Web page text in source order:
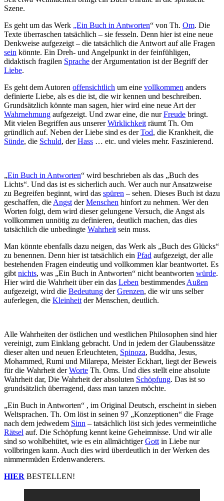
Szene.
Es geht um das Werk „Ein Buch in Antworten“ von Th. Om. Die
Texte überraschen tatsächlich – sie fesseln. Denn hier ist eine neue
Denkweise aufgezeigt – die tatsächlich die Antwort auf alle Fragen
sein könnte. Ein Dreh- und Angelpunkt in der feinfühligen,
didaktisch fragilen Sprache der Argumentation ist der Begriff der
Liebe.
Es geht dem Autoren offensichtlich um eine vollkommen anders
definierte Liebe, als es die ist, die wir kennen und beschreiben.
Grundsätzlich könnte man sagen, hier wird eine neue Art der
Wahrnehmung aufgezeigt. Und zwar eine, die nurFreude bringt.
Mit vielen Begriffen aus unsererWirklichkeit räumt Th. Om
gründlich auf. Neben der Liebe sind es derTod, die Krankheit, die
Sünde, die Schuld, derHass … etc. und vieles mehr. Faszinierend.
„Ein Buch in Antworten“ wird beschrieben als das „Buch des
Lichts“. Und das ist es sicherlich auch. Wer auch nur Ansatzweise
zu Begreifen beginnt, wird das spüren – sehen. Dieses Buch ist dazu
geschaffen, die Angst derMenschen hinfort zu nehmen. Wer den
Worten folgt, dem wird dieser gelungene Versuch, die Angst als
vollkommen unnötig zu definieren, deutlich machen, das dies
tatsächlich die unbedingte Wahrheit sein muss.
Man könnte ebenfalls dazu neigen, das Werk als „Buch des Glücks“
zu benennen. Denn hier ist tatsächlich ein Pfad aufgezeigt, der alle
bestehenden Fragen eindeutig und vollkommen klar beantwortet. Es
gibt nichts, was „Ein Buch in Antworten“ nicht beantworten würde.
Hier wird die Wahrheit über ein das Leben bestimmendes Außen
aufgezeigt, wird die Bedeutung derGrenzen, die wir uns selber
auferlegen, die Kleinheit der Menschen, deutlich.
Alle Wahrheiten der östlichen und westlichen Philosophen sind hier
vereinigt, zum Einklang gebracht. Und in jedem der Glaubenssätze
dieser alten und neuen Erleuchteten, Spinoza, Buddha, Jesus,
Mohammed, Rumi und Milarepa, Meister Eckhart, liegt der Beweis
für die Wahrheit derWorte Th. Oms. Und dies stellt eine absolute
Wahrheit dar, Die Wahrheit der absoluten Schöpfung. Das ist so
grundsätzlich überragend, dass man tanzen möchte.
„Ein Buch in Antworten“ , im Original Deutsch, erscheint in sieben
Weltsprachen. Th. Om löst in seinen 97 „Konzeptionen“ die Frage
nach dem jedwedem Sinn – tatsächlich löst sich jedes vermeintliche
Rätsel auf. Die Schöpfung kennt keine Geheimnisse. Und wir alle
sind so wohlbehütet, wie es ein allmächtigerGott in Liebe nur
vollbringen kann. Auch dies wird überdeutlich in der Werken des
nimmermüden Erdenwanderers.
HIER BESTELLEN!